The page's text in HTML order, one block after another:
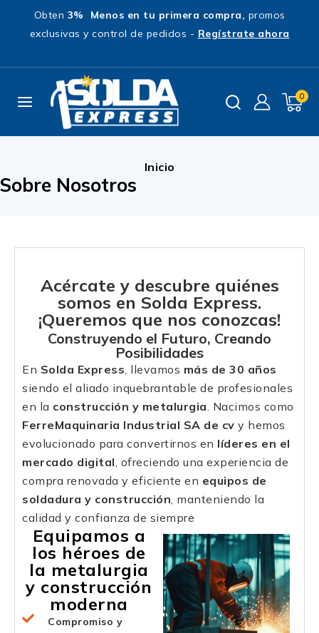
Obten 3% Menos en tu primera compra, promos
exclusivas y control de pedidos - Regístrate ahora
0
Inicio
Sobre Nosotros
Acércate y descubre quiénes
somos en Solda Express.
¡Queremos que nos conozcas!
Construyendo el Futuro, Creando
Posibilidades
En Solda Express, llevamos más de 30 años
siendo el aliado inquebrantable de profesionales
en la construcción y metalurgia. Nacimos como
FerreMaquinaria Industrial SA de cv y hemos
evolucionado para convertirnos en líderes en el
mercado digital, ofreciendo una experiencia de
compra renovada y eficiente en equipos de
soldadura y construcción, manteniendo la
calidad y confianza de siempre
Equipamos a
los héroes de
la metalurgia
y construcción
moderna
Compromiso y